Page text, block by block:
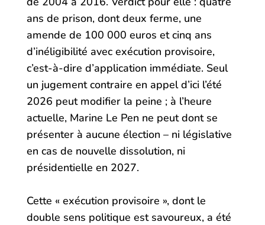
ans de prison, dont deux ferme, une
amende de 100 000 euros et cinq ans
d’inéligibilité avec exécution provisoire,
c’est-à-dire d’application immédiate. Seul
un jugement contraire en appel d’ici l’été
2026 peut modifier la peine ; à l’heure
actuelle, Marine Le Pen ne peut dont se
présenter à aucune élection – ni législative
en cas de nouvelle dissolution, ni
présidentielle en 2027.
Cette « exécution provisoire », dont le
double sens politique est savoureux, a été